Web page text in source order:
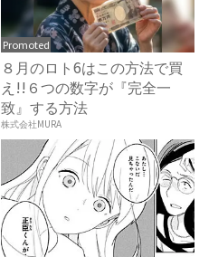
Promoted
８月のロト6はこの方法で買
え!!６つの数字が『完全一
致』する方法
株式会社MURA